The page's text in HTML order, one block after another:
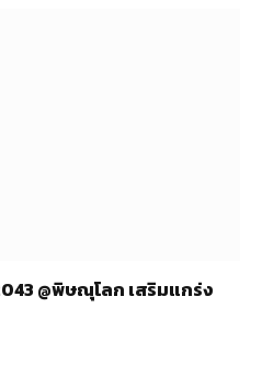
@พิษณุโลก เสริมแกร่ง